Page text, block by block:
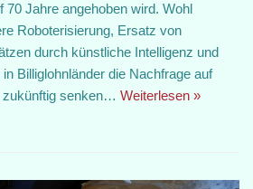
70 Jahre angehoben wird. Wohl
Roboterisierung, Ersatz von
durch künstliche Intelligenz und
Billiglohnländer die Nachfrage auf
zukünftig senken… Weiterlesen »